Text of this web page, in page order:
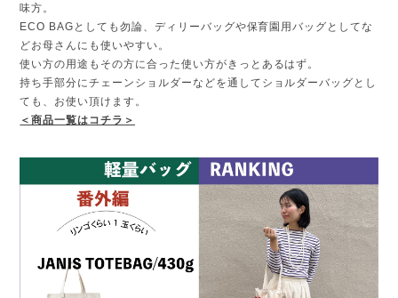
味方。
ECO BAGとしても勿論、ディリーバッグや保育園用バッグとしてな
どお母さんにも使いやすい。
使い方の用途もその方に合った使い方がきっとあるはず。
持ち手部分にチェーンショルダーなどを通してショルダーバッグとし
ても、お使い頂けます。
＜商品一覧はコチラ＞